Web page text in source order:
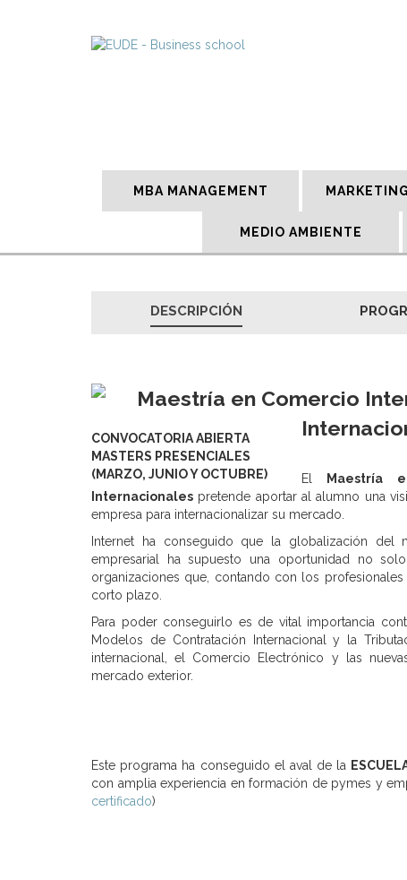
MBA MANAGEMENT
MEDIO AMBIENTE
DESCRIPCIÓN
CONVOCATORIA ABIERTA
MASTERS PRESENCIALES
(MARZO, JUNIO Y OCTUBRE)
Maestría en Comercio
El
Maestría
Internacionales pretende aportar al alumno una
empresa para internacionalizar su mercado.
Internet ha conseguido que la globalización del
empresarial ha supuesto una oportunidad no
organizaciones que, contando con los
corto plazo.
Para poder conseguirlo es de vital importancia
Modelos de Contratación Internacional y la
internacional, el Comercio Electrónico y las
mercado exterior.
Este programa ha conseguido el aval de la
con amplia experiencia en formación de pymes y
certificado)